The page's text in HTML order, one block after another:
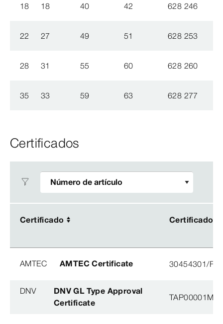
18 18 40 42 628 246
22 27 49 51 628 253
28 31 55 60 628 260
35 33 59 63 628 277
Certificados
Certificado Certificado
Certificado Certificado
AMTEC AMTEC Certificate 30454301/
DNV
DNV GL Type Approval
Certificate
TAP00001M5,